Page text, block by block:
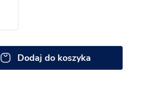
Dodaj do koszyka